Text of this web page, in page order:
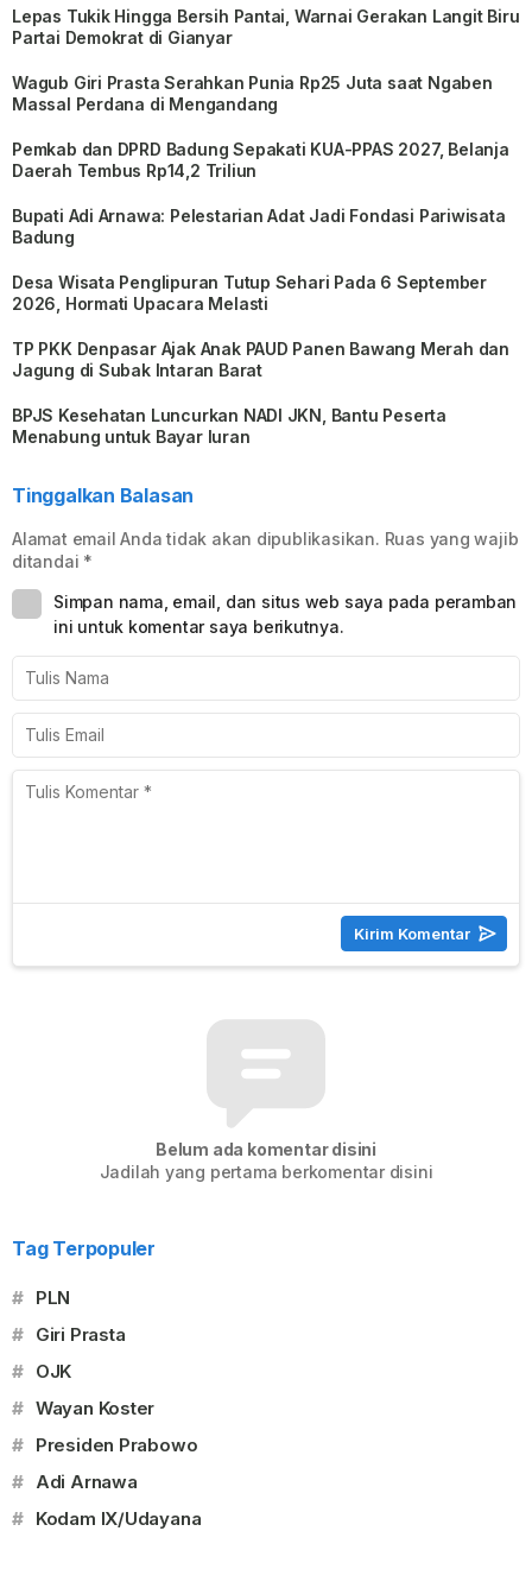
Lepas Tukik Hingga Bersih Pantai, Warnai Gerakan Langit Biru
Partai Demokrat di Gianyar
Wagub Giri Prasta Serahkan Punia Rp25 Juta saat Ngaben
Massal Perdana di Mengandang
Pemkab dan DPRD Badung Sepakati KUA-PPAS 2027, Belanja
Daerah Tembus Rp14,2 Triliun
Bupati Adi Arnawa: Pelestarian Adat Jadi Fondasi Pariwisata
Badung
Desa Wisata Penglipuran Tutup Sehari Pada 6 September
2026, Hormati Upacara Melasti
TP PKK Denpasar Ajak Anak PAUD Panen Bawang Merah dan
Jagung di Subak Intaran Barat
BPJS Kesehatan Luncurkan NADI JKN, Bantu Peserta
Menabung untuk Bayar Iuran
Tinggalkan Balasan
Alamat email Anda tidak akan dipublikasikan. Ruas yang wajib
ditandai *
Simpan nama, email, dan situs web saya pada peramban
ini untuk komentar saya berikutnya.
Belum ada komentar disini
Jadilah yang pertama berkomentar disini
Tag Terpopuler
# PLN
# Giri Prasta
# OJK
# Wayan Koster
# Presiden Prabowo
# Adi Arnawa
# Kodam IX/Udayana